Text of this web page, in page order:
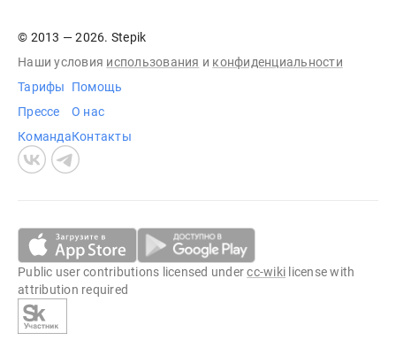
© 2013 — 2026. Stepik
Наши условия использования и конфиденциальности
Тарифы
Прессе
Команда
Помощь
О нас
Контакты
Public user contributions licensed undercc-wiki license with
attribution required